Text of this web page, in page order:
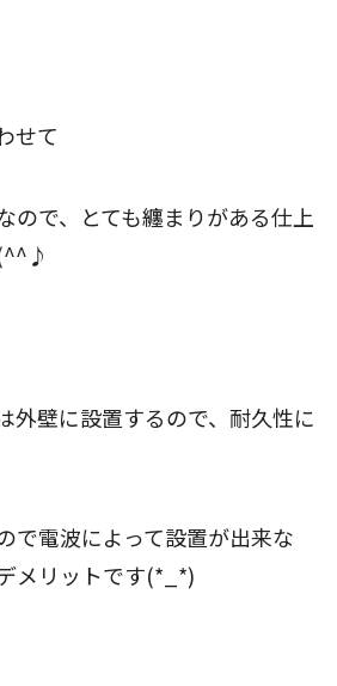
せて
ので、とても纏まりがある仕上
外壁に設置するので、耐久性に
で電波によって設置が出来な
メリットです(*_*)